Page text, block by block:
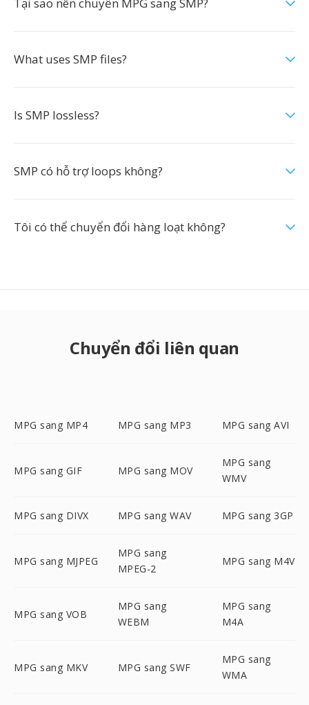
What uses SMP files?
Is SMP lossless?
SMP có hỗ trợ loops không?
Tôi có thể chuyển đổi hàng loạt không?
Chuyển đổi liên quan
MPG sang MP4 MPG sang MP3 MPG sang AVI
MPG sang GIF MPG sang MOV
MPG sang
WMV
MPG sang DIVX MPG sang WAV MPG sang 3GP
MPG sang MJPEG
MPG sang
MPEG-2
MPG sang M4V
MPG sang VOB
MPG sang
WEBM
MPG sang
M4A
MPG sang MKV MPG sang SWF
MPG sang
WMA